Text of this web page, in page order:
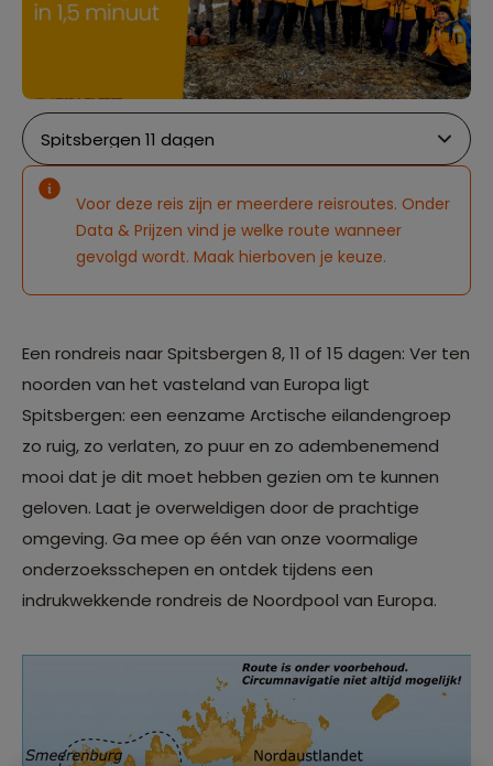
Voor deze reis zijn er meerdere reisroutes. Onder
Data & Prijzen vind je welke route wanneer
gevolgd wordt. Maak hierboven je keuze.
Een rondreis naar Spitsbergen 8, 11 of 15 dagen: Ver ten
noorden van het vasteland van Europa ligt
Spitsbergen: een eenzame Arctische eilandengroep
zo ruig, zo verlaten, zo puur en zo adembenemend
mooi dat je dit moet hebben gezien om te kunnen
geloven. Laat je overweldigen door de prachtige
omgeving. Ga mee op één van onze voormalige
onderzoeksschepen en ontdek tijdens een
indrukwekkende rondreis de Noordpool van Europa.